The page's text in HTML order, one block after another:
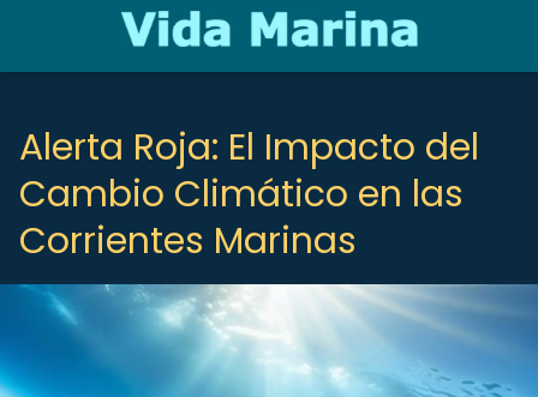
Alerta Roja: El Impacto del
Cambio Climático en las
Corrientes Marinas